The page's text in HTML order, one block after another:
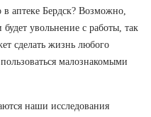
аптеке Бердск? Возможно,
увольнение с работы, так
сделать жизнь любого
малознакомыми
наши исследования